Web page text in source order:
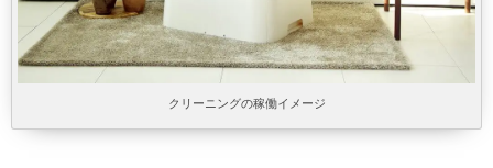
クリーニングの稼働イメージ